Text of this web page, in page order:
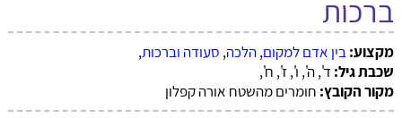
ברכות
מקצוע:בין אדם למקום,הלכה, סעודה וברכות,
שכבת גיל:ד', ה', ו', ז', ח',
מקור הקובץ: חומרים מהשטח אורה קפלון